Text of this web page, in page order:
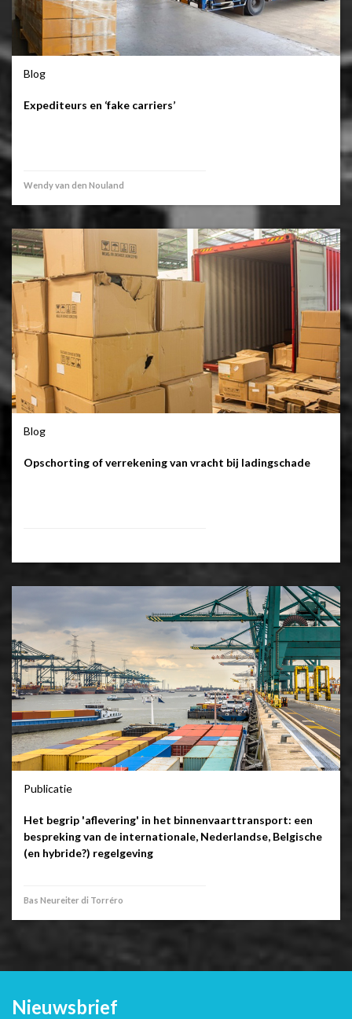
Blog
Expediteurs en ‘fake carriers’
Wendy van den Nouland
Blog
Opschorting of verrekening van vracht bij ladingschade
Publicatie
Het begrip 'aflevering' in het binnenvaarttransport: een
bespreking van de internationale, Nederlandse, Belgische
(en hybride?) regelgeving
Bas Neureiter di Torréro
Nieuwsbrief